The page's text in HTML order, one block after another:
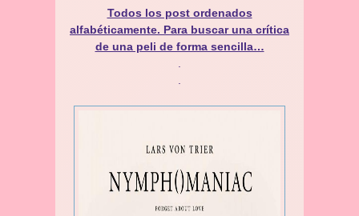
Todos los post ordenados
alfabéticamente. Para buscar una crítica
de una peli de forma sencilla…